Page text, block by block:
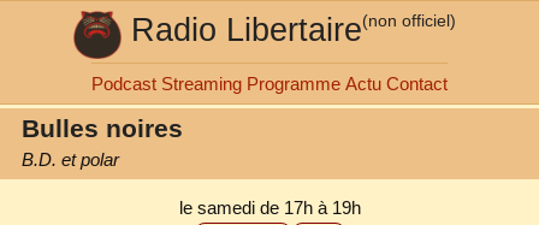
Radio Libertaire(non officiel)
Podcast Streaming Programme Actu Contact
Bulles noires
B.D. et polar
le samedi de 17h à 19h